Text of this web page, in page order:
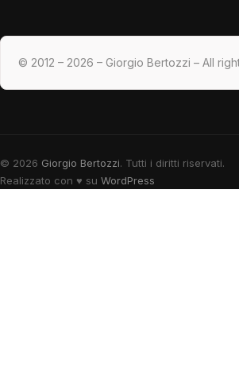
© 2012 – 2026 – Giorgio Bertozzi – All
© 2026 Giorgio Bertozzi. Tutti i diritti riservati.
Realizzato con ♥ su WordPress